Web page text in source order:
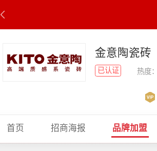
金意陶瓷砖
已认证 热度：
首页 招商海报 品牌加盟